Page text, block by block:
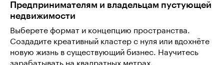
Предпринимателям и владельцам пустующей
недвижимости
Выберете формат и концепцию пространства.
Создадите креативный кластер с нуля или вдохнёте
новую жизнь в существующий бизнес. Научитесь